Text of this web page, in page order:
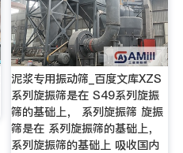
泥浆专用振动筛_百度文库XZS
系列旋振筛是在 S49系列旋振
筛的基础上， 系列旋振筛 旋振
筛是在 系列旋振筛的基础上，
系列旋振筛的基础上 吸收国内